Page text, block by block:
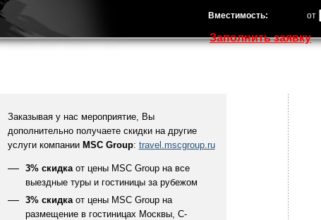
Вместимость: от
Заполнить заявку
Заказывая у нас мероприятие, Вы
дополнительно получаете скидки на другие
услуги компании MSC Group: travel.mscgroup.ru
3% скидкаот цены MSC Group на все
выездные туры и гостиницы за рубежом
3% скидкаот цены MSC Group на
размещение в гостиницах Москвы, С-